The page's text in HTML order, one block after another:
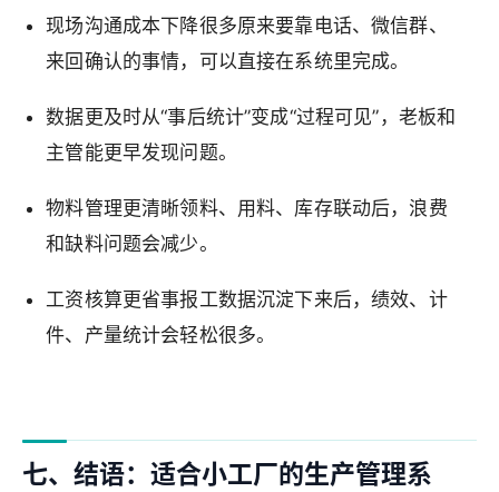
现场沟通成本下降很多原来要靠电话、微信群、
来回确认的事情，可以直接在系统里完成。
数据更及时从“事后统计”变成“过程可见”，老板和
主管能更早发现问题。
物料管理更清晰领料、用料、库存联动后，浪费
和缺料问题会减少。
工资核算更省事报工数据沉淀下来后，绩效、计
件、产量统计会轻松很多。
七、结语：适合小工厂的生产管理系